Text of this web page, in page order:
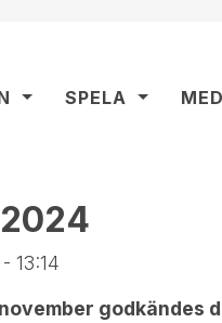
SPELA
13:14
godkändes